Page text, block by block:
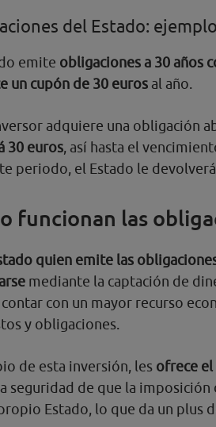
del Estado: ejemplo
emite obligaciones a 30 años
un cupón de 30 euros al año.
adquiere una obligación
30 euros, así hasta el
periodo, el Estado le
funcionan las
quien emite las
mediante la captación de
con un mayor recurso
y obligaciones.
de esta inversión, les ofrece
seguridad de que la
Estado, lo que da un plus